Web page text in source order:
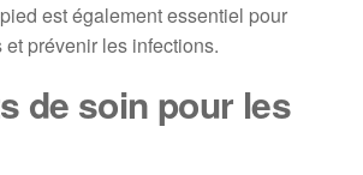
est également essentiel pour
prévenir les infections.
de soin pour les